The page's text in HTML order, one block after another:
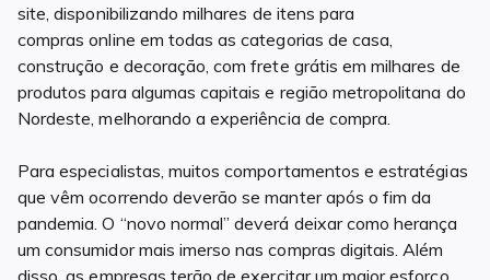
site, disponibilizando milhares de itens para
compras online em todas as categorias de casa,
construção e decoração, com frete grátis em milhares de
produtos para algumas capitais e região metropolitana do
Nordeste, melhorando a experiência de compra.
Para especialistas, muitos comportamentos e estratégias
que vêm ocorrendo deverão se manter após o fim da
pandemia. O “novo normal” deverá deixar como herança
um consumidor mais imerso nas compras digitais. Além
disso, as empresas terão de exercitar um maior esforço